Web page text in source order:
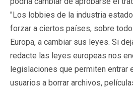
"Los lobbies de la industria
forzar a ciertos países, sobre todo
Europa, a cambiar sus leyes. Si
redacte las leyes europeas nos
legislaciones que permiten entrar
usuarios a borrar archivos,